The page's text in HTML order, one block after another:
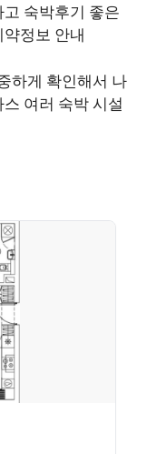
숙박후기 좋은
정보 안내
하게 확인해서 나
여러 숙박 시설